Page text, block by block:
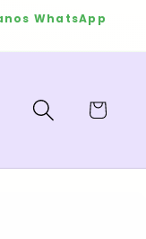
WhatsApp
Carrito